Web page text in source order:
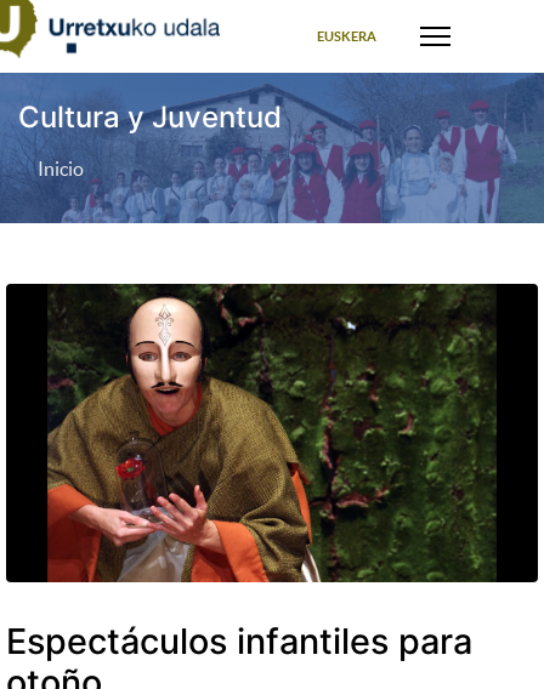
EUSKERA
Cultura y Juventud
Inicio
Espectáculos infantiles para